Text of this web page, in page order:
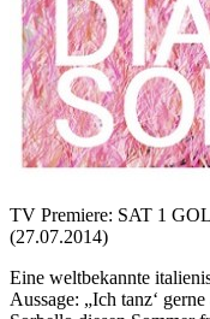
TV Premiere: SAT 1
(27.07.2014)
Eine weltbekannte
Aussage: „Ich tanz‘